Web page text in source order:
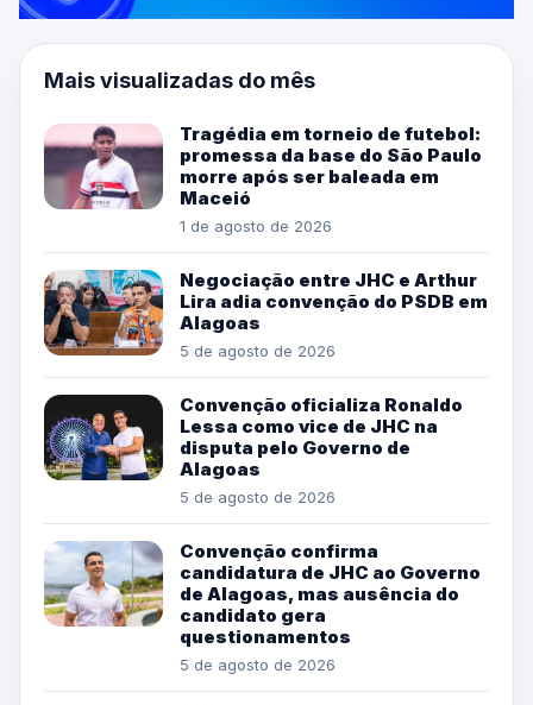
Mais visualizadas do mês
Tragédia em torneio de futebol:
promessa da base do São Paulo
morre após ser baleada em
Maceió
1 de agosto de 2026
Negociação entre JHC e Arthur
Lira adia convenção do PSDB em
Alagoas
5 de agosto de 2026
Convenção oficializa Ronaldo
Lessa como vice de JHC na
disputa pelo Governo de
Alagoas
5 de agosto de 2026
Convenção confirma
candidatura de JHC ao Governo
de Alagoas, mas ausência do
candidato gera
questionamentos
5 de agosto de 2026